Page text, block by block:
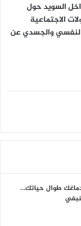
السويد حول
الاجتماعية
النفسي والجسدي عن
طوال حياتك…